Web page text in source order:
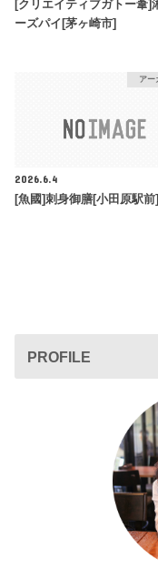
[クリエイティブガトー葦]
ーズパイ[茅ヶ崎市]
アー
2026.6.4
[魚國]刺身御膳[小田原駅前]
PROFILE